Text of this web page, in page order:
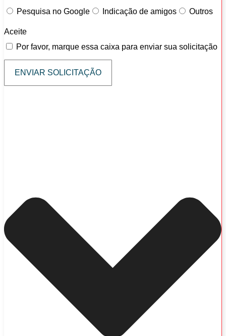
Pesquisa no Google
Indicação de amigos Outros
Aceite
Por favor, marque essa caixa para enviar sua solicitação
ENVIAR SOLICITAÇÃO